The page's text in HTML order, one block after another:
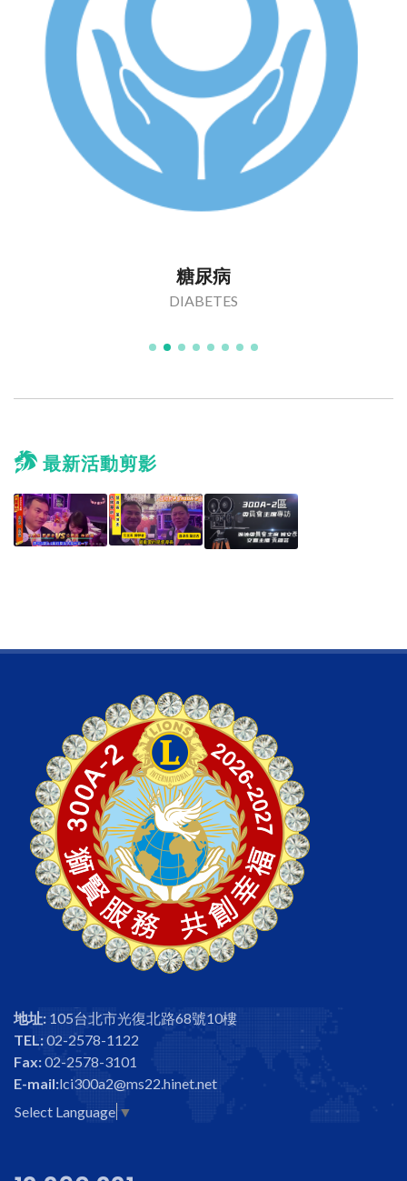
糖尿病
DIABETES
最新活動剪影
地址: 105台北市光復北路68號10樓
TEL:02-2578-1122
Fax:02-2578-3101
E-mail:lci300a2@ms22.hinet.net
Select Language ▼